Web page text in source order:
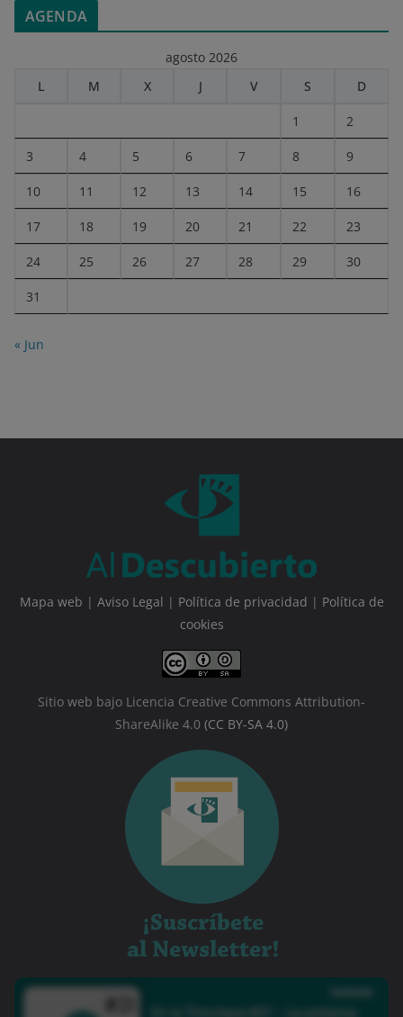
AGENDA
agosto 2026
L
M X J V S D
1 2
3 4 5 6 7 8 9
10 11 12 13 14 15 16
17 18 19 20 21 22 23
24 25 26 27 28 29 30
31
« Jun
Mapa web | Aviso Legal | Política de privacidad | Política de
cookies
Sitio web bajo Licencia Creative Commons Attribution-
ShareAlike 4.0 (CC BY-SA 4.0)